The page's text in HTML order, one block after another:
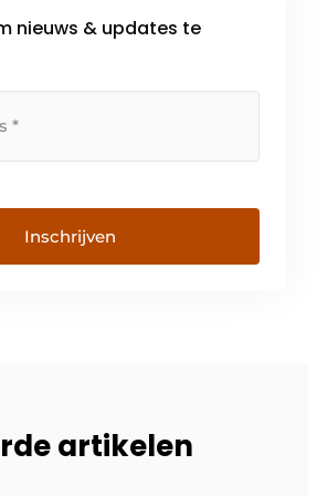
nieuws & updates te
Inschrijven
artikelen